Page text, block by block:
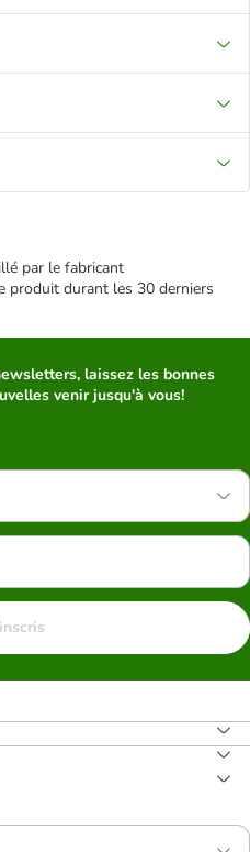
par le fabricant
produit durant les 30 derniers
laissez les bonnes
venir jusqu'à vous!